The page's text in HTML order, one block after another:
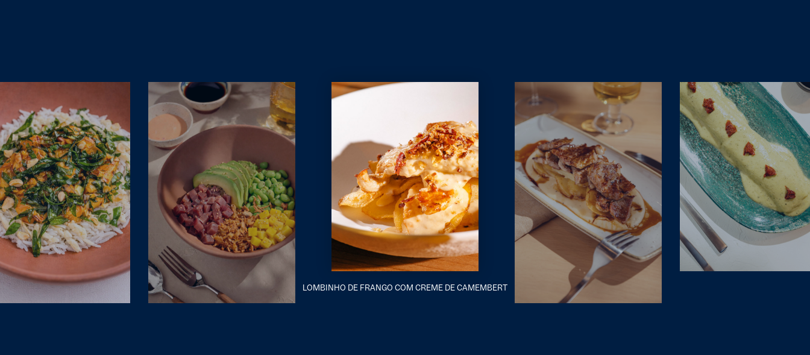
LOMBINHO DE FRANGO COM CREME DE CAMEMBERT